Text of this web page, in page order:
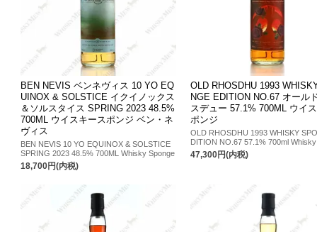
BEN NEVIS ベンネヴィス 10 YO EQ
UINOX & SOLSTICE イクイノックス
＆ソルスタイス SPRING 2023 48.5%
700ML ウイスキースポンジ ベン・ネ
ヴィス
BEN NEVIS 10 YO EQUINOX & SOLSTICE
SPRING 2023 48.5% 700ML Whisky Sponge
18,700円(内税)
OLD RHOSDHU 1993
NGE EDITION NO.67 オール
スデュー 57.1% 700ML ウイ
ポンジ
OLD RHOSDHU 1993 WHISKY
DITION NO.67 57.1% 700ml
47,300円(内税)